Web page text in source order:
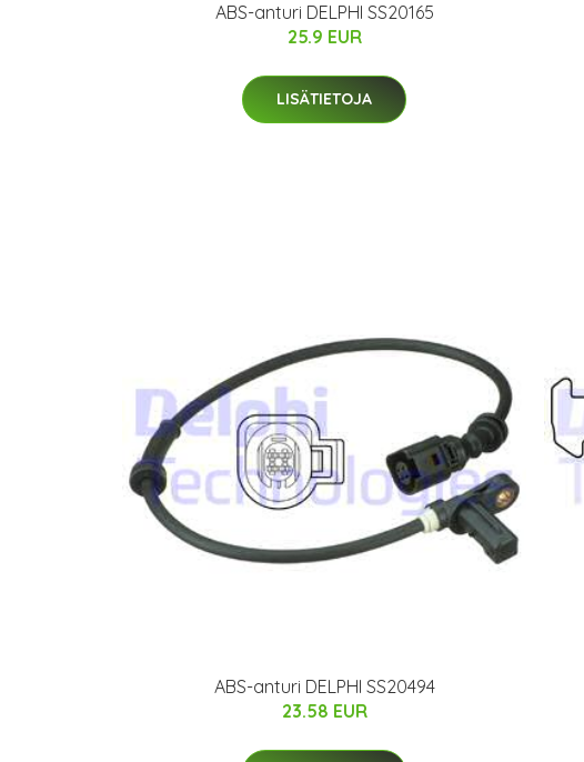
ABS-anturi DELPHI SS20165
25.9 EUR
LISÄTIETOJA
ABS-anturi DELPHI SS20494
23.58 EUR